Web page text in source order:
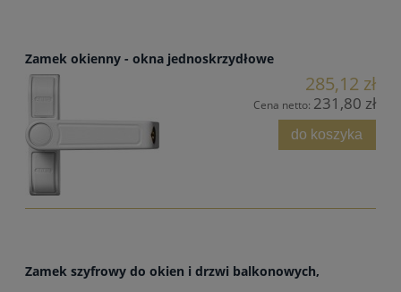
Zamek okienny - okna jednoskrzydłowe
285,12 zł
Cena netto: 231,80 zł
do koszyka
Zamek szyfrowy do okien i drzwi balkonowych,